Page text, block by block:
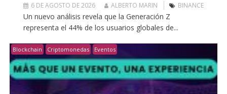
6 DE AGOSTO DE 2026 ALBERTO MARIN BINANCE
Un nuevo análisis revela que la Generación Z
representa el 44% de los usuarios globales de...
Blockchain Criptomonedas Eventos